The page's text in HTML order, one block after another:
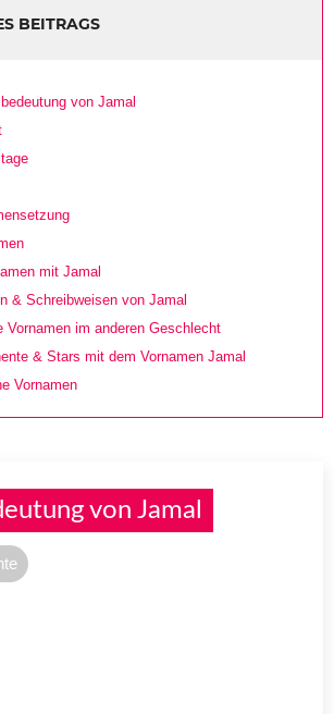
BEITRAGS
von Jamal
mit Jamal
& Schreibweisen von Jamal
Vornamen im anderen Geschlecht
& Stars mit dem Vornamen Jamal
Vornamen
von Jamal